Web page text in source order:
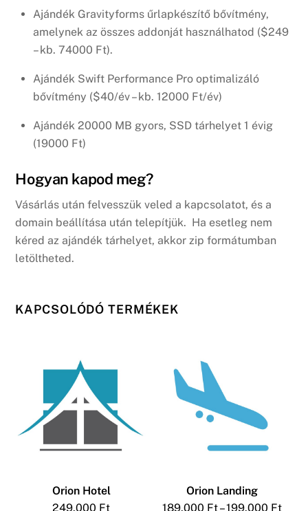
Ajándék Gravityforms űrlapkészítő bővítmény,
amelynek az összes addonját használhatod ($249
– kb. 74000 Ft).
Ajándék Swift Performance Pro optimalizáló
bővítmény ($40/év – kb. 12000 Ft/év)
Ajándék 20000 MB gyors, SSD tárhelyet 1 évig
(19000 Ft)
Hogyan kapod meg?
Vásárlás után felvesszük veled a kapcsolatot, és a
domain beállítása után telepítjük. Ha esetleg nem
kéred az ajándék tárhelyet, akkor zip formátumban
letöltheted.
KAPCSOLÓDÓ TERMÉKEK
Orion Hotel
249.000 Ft
Orion Landing
189.000 Ft–199.000 Ft